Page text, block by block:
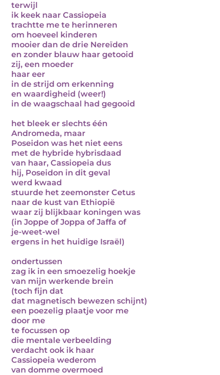
terwijl
ik keek naar Cassiopeia
trachtte me te herinneren
om hoeveel kinderen
mooier dan de drie Nereïden
en zonder blauw haar getooid
zij, een moeder
haar eer
in de strijd om erkenning
en waardigheid (weer!)
in de waagschaal had gegooid
het bleek er slechts één
Andromeda, maar
Poseidon was het niet eens
met de hybride hybrisdaad
van haar, Cassiopeia dus
hij, Poseidon in dit geval
werd kwaad
stuurde het zeemonster Cetus
naar de kust van Ethiopië
waar zij blijkbaar koningen was
(in Joppe of Joppa of Jaffa of
je-weet-wel
ergens in het huidige Israël)
ondertussen
zag ik in een smoezelig hoekje
van mijn werkende brein
(toch fijn dat
dat magnetisch bewezen schijnt)
een poezelig plaatje voor me
door me
te focussen op
die mentale verbeelding
verdacht ook ik haar
Cassiopeia wederom
van domme overmoed